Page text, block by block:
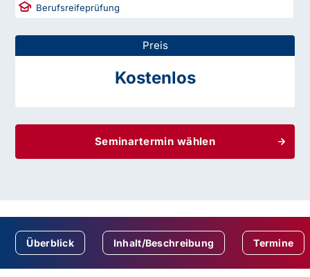
Berufsreifeprüfung
Preis
Kostenlos
Seminartermin wählen
Überblick Inhalt/Beschreibung Termine